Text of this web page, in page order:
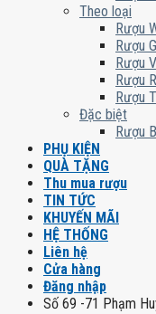
Theo loại
Rượu
Rượu
Rượu
Rượu
Rượu
Đặc biệt
Rượu
PHỤ KIỆN
QUÀ TẶNG
Thu mua rượu
TIN TỨC
KHUYẾN MÃI
HỆ THỐNG
Liên hệ
Cửa hàng
Đăng nhập
Số 69 -71 Phạm